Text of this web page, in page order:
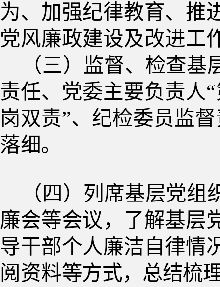
为、加强纪律教育、推
党风廉政建设及改进工
（三）监督、检查
责任、党委主要负责人
岗双责”、纪检委员监
落细。
（四）列席基层党
廉会等会议，了解基层
导干部个人廉洁自律情
阅资料等方式，总结梳